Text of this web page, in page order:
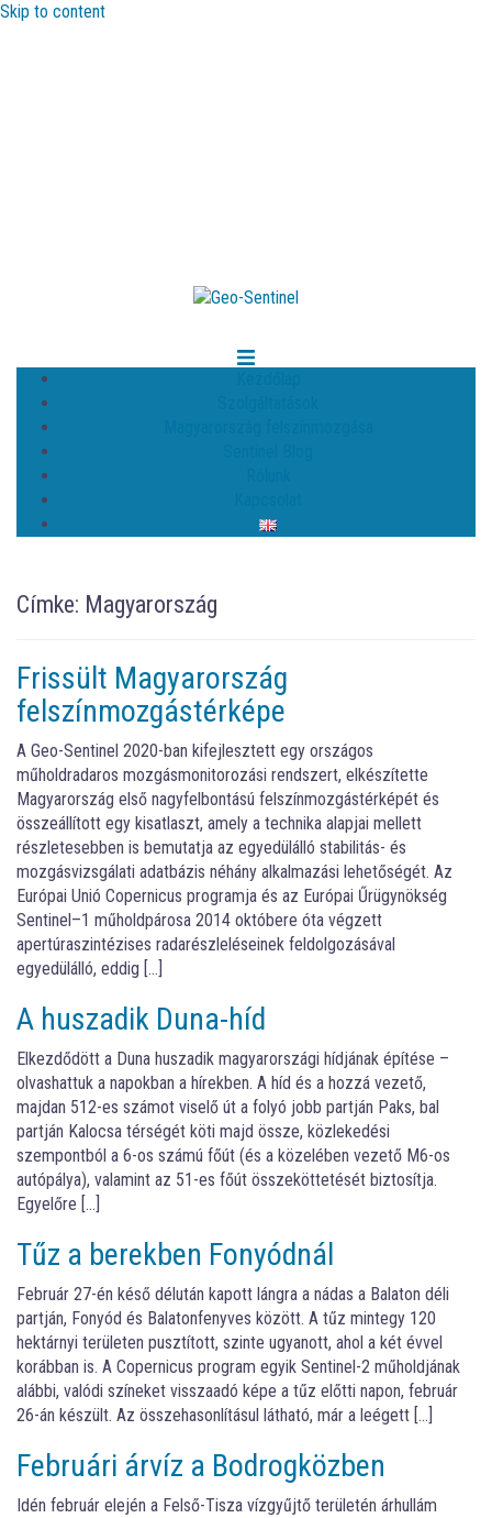
Skip to content
Címke: Magyarország
Frissült Magyarország
felszínmozgástérképe
A Geo-Sentinel 2020-ban kifejlesztett egy országos
műholdradaros mozgásmonitorozási rendszert, elkészítette
Magyarország első nagyfelbontású felszínmozgástérképét és
összeállított egy kisatlaszt, amely a technika alapjai mellett
részletesebben is bemutatja az egyedülálló stabilitás- és
mozgásvizsgálati adatbázis néhány alkalmazási lehetőségét. Az
Európai Unió Copernicus programja és az Európai Űrügynökség
Sentinel–1 műholdpárosa 2014 októbere óta végzett
apertúraszintézises radarészleléseinek feldolgozásával
egyedülálló, eddig […]
A huszadik Duna-híd
Elkezdődött a Duna huszadik magyarországi hídjának építése –
olvashattuk a napokban a hírekben. A híd és a hozzá vezető,
majdan 512-es számot viselő út a folyó jobb partján Paks, bal
partján Kalocsa térségét köti majd össze, közlekedési
szempontból a 6-os számú főút (és a közelében vezető M6-os
autópálya), valamint az 51-es főút összeköttetését biztosítja.
Egyelőre […]
Tűz a berekben Fonyódnál
Február 27-én késő délután kapott lángra a nádas a Balaton déli
partján, Fonyód és Balatonfenyves között. A tűz mintegy 120
hektárnyi területen pusztított, szinte ugyanott, ahol a két évvel
korábban is. A Copernicus program egyik Sentinel-2 műholdjának
alábbi, valódi színeket visszaadó képe a tűz előtti napon, február
26-án készült. Az összehasonlításul látható, már a leégett […]
Februári árvíz a Bodrogközben
Idén február elején a Felső-Tisza vízgyűjtő területén árhullám